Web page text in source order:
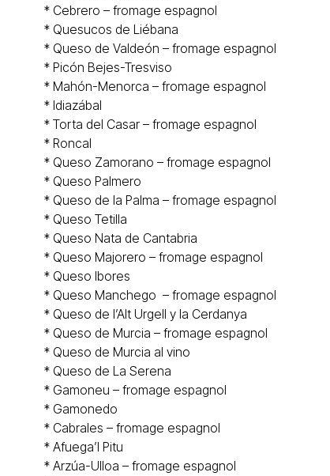
* Cebrero – fromage espagnol
* Quesucos de Liébana
* Queso de Valdeón – fromage espagnol
* Picón Bejes-Tresviso
* Mahón-Menorca – fromage espagnol
* Idiazábal
* Torta del Casar – fromage espagnol
* Roncal
* Queso Zamorano – fromage espagnol
* Queso Palmero
* Queso de la Palma – fromage espagnol
* Queso Tetilla
* Queso Nata de Cantabria
* Queso Majorero – fromage espagnol
* Queso Ibores
* Queso Manchego – fromage espagnol
* Queso de l’Alt Urgell y la Cerdanya
* Queso de Murcia – fromage espagnol
* Queso de Murcia al vino
* Queso de La Serena
* Gamoneu – fromage espagnol
* Gamonedo
* Cabrales – fromage espagnol
* Afuega’l Pitu
* Arzúa-Ulloa – fromage espagnol